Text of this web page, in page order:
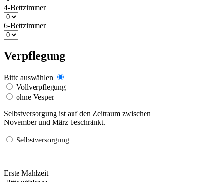
4-Bettzimmer
6-Bettzimmer
Verpflegung
Bitte auswählen
Vollverpflegung
ohne Vesper
Selbstversorgung ist auf den Zeitraum zwischen
November und März beschränkt.
Selbstversorgung
Erste Mahlzeit